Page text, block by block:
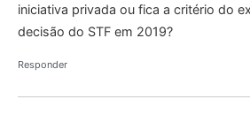
iniciativa privada ou fica a critério do
decisão do STF em 2019?
Responder